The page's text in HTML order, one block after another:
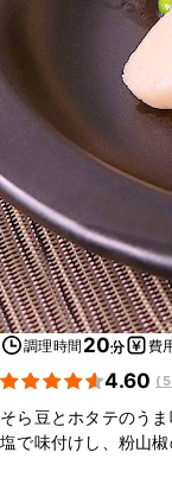
調理時間 20分 費
4.60 ( 5
そら豆とホタテのう
塩で味付けし、粉山
副菜や、おつまみに